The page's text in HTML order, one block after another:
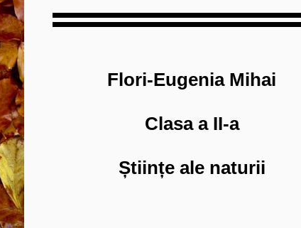
Flori-Eugenia Mihai
Clasa a II-a
Științe ale naturii